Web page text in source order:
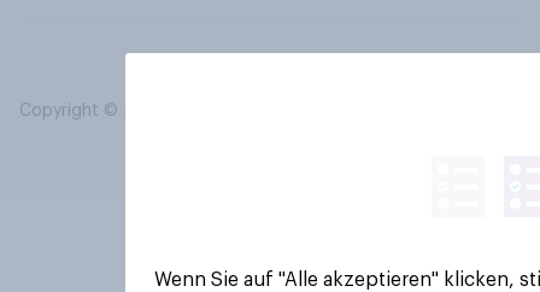
Copyright © 2026 YouGov PLC. Alle Rechte vorbehalten.
Wenn Sie auf "Alle akzeptieren" klicken,